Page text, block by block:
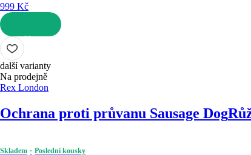
999 Kč
DO KOŠÍKU
další varianty
Na prodejně
Rex London
Ochrana proti průvanu Sausage Dog
Skladem Poslední kousky